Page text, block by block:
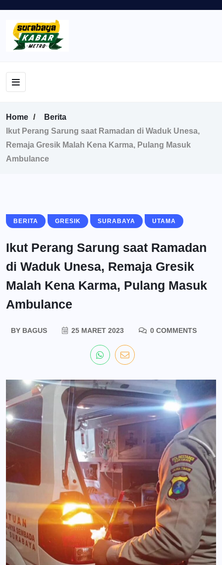
Home
Berita
Ikut Perang Sarung saat Ramadan di Waduk Unesa,
Remaja Gresik Malah Kena Karma, Pulang Masuk
Ambulance
BERITA GRESIK SURABAYA UTAMA
Ikut Perang Sarung saat Ramadan
di Waduk Unesa, Remaja Gresik
Malah Kena Karma, Pulang Masuk
Ambulance
BYBAGUS 25 MARET 2023 0 COMMENTS